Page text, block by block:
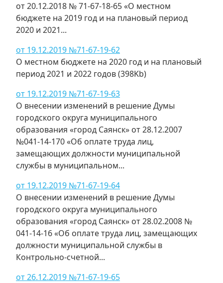
от 20.12.2018 № 71-67-18-65 «О местном
бюджете на 2019 год и на плановый период
2020 и 2021...
от 19.12.2019 №71-67-19-62
О местном бюджете на 2020 год и на плановый
период 2021 и 2022 годов (398Kb)
от 19.12.2019 №71-67-19-63
О внесении изменений в решение Думы
городского округа муниципального
образования «город Саянск» от 28.12.2007
№041-14-170 «Об оплате труда лиц,
замещающих должности муниципальной
службы в муниципальном...
от 19.12.2019 №71-67-19-64
О внесении изменений в решение Думы
городского округа муниципального
образования «город Саянск» от 28.02.2008 №
041-14-16 «Об оплате труда лиц, замещающих
должности муниципальной службы в
Контрольно-счетной...
от 26.12.2019 №71-67-19-65